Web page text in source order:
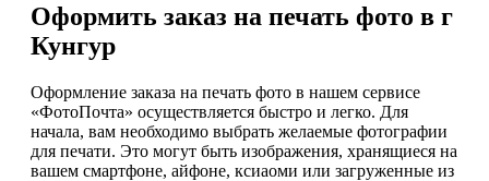
Оформить заказ на печать фото в г
Кунгур
Оформление заказа на печать фото в нашем сервисе
«ФотоПочта» осуществляется быстро и легко. Для
начала, вам необходимо выбрать желаемые фотографии
для печати. Это могут быть изображения, хранящиеся на
вашем смартфоне, айфоне, ксиаоми или загруженные из